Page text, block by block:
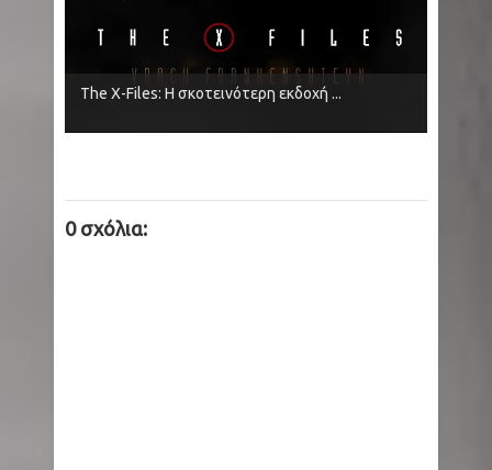
The X-Files: Η σκοτεινότερη εκδοχή ...
0 σχόλια: